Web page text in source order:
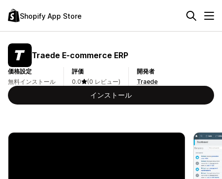
Shopify App Store
Traede E‑commerce ERP
価格設定
無料インストール
評価
0.0
(0 レビュー)
開発者
Traede
インストール